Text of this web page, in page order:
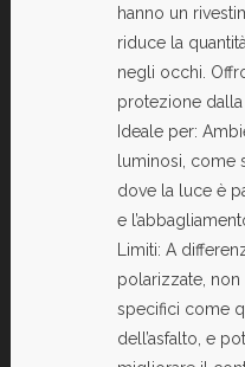
hanno un
riduce la
negli occhi.
protezione dalla
Ideale per:
luminosi, come
dove la luce è
e
Limiti: A
polarizzate,
specifici come
dell’asfalto, e